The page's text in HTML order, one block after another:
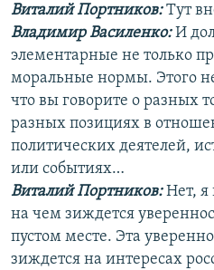
Виталий Портников:Тут
Владимир Василенко:И
элементарные не только
моральные нормы. Этого
что вы говорите о разных
разных позициях в
политических деятелей,
или событиях…
Виталий Портников:Нет, я
на чем зиждется
пустом месте. Эта
зиждется на интересах